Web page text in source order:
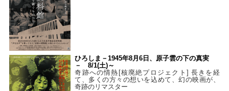
ひろしま－1945年8月6日、原子雲の下の真実
－ 8/1(土)～
奇跡への情熱[核廃絶プロジェクト] 長きを経
て、多くの方々の想いを込めて、幻の映画が、
奇跡のリマスター